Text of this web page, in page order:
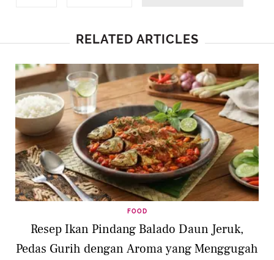
RELATED ARTICLES
FOOD
Resep Ikan Pindang Balado Daun Jeruk,
Pedas Gurih dengan Aroma yang Menggugah